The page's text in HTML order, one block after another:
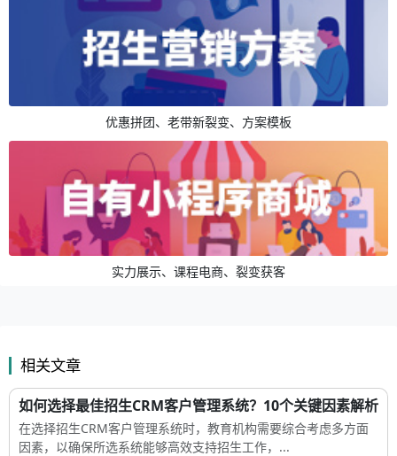
优惠拼团、老带新裂变、方案模板
实力展示、课程电商、裂变获客
相关文章
如何选择最佳招生CRM客户管理系统？10个关键因素解析
在选择招生CRM客户管理系统时，教育机构需要综合考虑多方面
因素，以确保所选系统能够高效支持招生工作，...